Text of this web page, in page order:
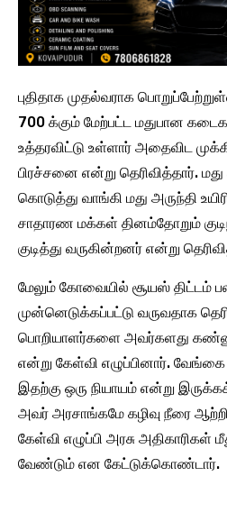
புதிதாக முதல்வராக
700 க்கும் மேற்பட்ட மதுபான
உத்தரவிட்டு உள்ளார் அதைவிட
பிரச்சனை என்று தெரிவித்தார்.
கொடுத்து வாங்கி மது அருந்தி
சாதாரண மக்கள் தினம்தோறும்
குடித்து வருகின்றனர் என்று
மேலும் கோவையில் சூயஸ் திட்டம்
முன்னெடுக்கப்பட்டு வருவதாக
பொறியாளர்களை அவர்களது
என்று கேள்வி எழுப்பினார். வேங்கை
இதற்கு ஒரு நியாயம் என்று
அவர் அரசாங்கமே கழிவு நீரை
கேள்வி எழுப்பி அரசு அதிகாரிகள்
வேண்டும் என கேட்டுக்கொண்டார்.